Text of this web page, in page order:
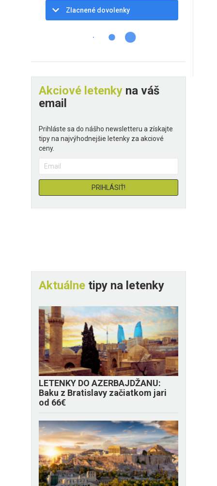
Zlacnené dovolenky
Akciové letenky na váš
email
Prihláste sa do nášho newsletteru a získajte
tipy na najvýhodnejšie letenky za akciové
ceny.
Aktuálne tipy na letenky
LETENKY DO AZERBAJDŽANU:
Baku z Bratislavy začiatkom jari
od 66€